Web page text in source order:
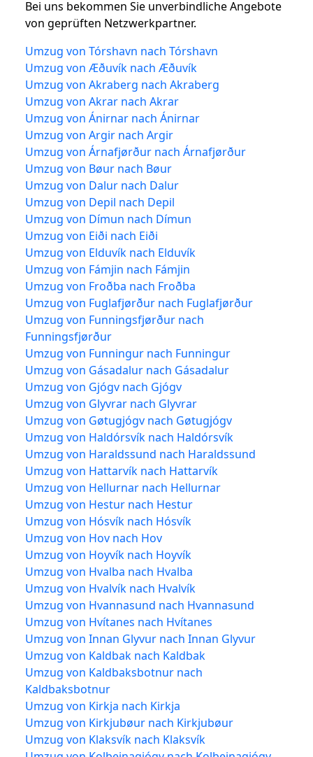
Bei uns bekommen Sie unverbindliche Angebote
von geprüften Netzwerkpartner.
Umzug von Tórshavn nach Tórshavn
Umzug von Æðuvík nach Æðuvík
Umzug von Akraberg nach Akraberg
Umzug von Akrar nach Akrar
Umzug von Ánirnar nach Ánirnar
Umzug von Argir nach Argir
Umzug von Árnafjørður nach Árnafjørður
Umzug von Bøur nach Bøur
Umzug von Dalur nach Dalur
Umzug von Depil nach Depil
Umzug von Dímun nach Dímun
Umzug von Eiði nach Eiði
Umzug von Elduvík nach Elduvík
Umzug von Fámjin nach Fámjin
Umzug von Froðba nach Froðba
Umzug von Fuglafjørður nach Fuglafjørður
Umzug von Funningsfjørður nach
Funningsfjørður
Umzug von Funningur nach Funningur
Umzug von Gásadalur nach Gásadalur
Umzug von Gjógv nach Gjógv
Umzug von Glyvrar nach Glyvrar
Umzug von Gøtugjógv nach Gøtugjógv
Umzug von Haldórsvík nach Haldórsvík
Umzug von Haraldssund nach Haraldssund
Umzug von Hattarvík nach Hattarvík
Umzug von Hellurnar nach Hellurnar
Umzug von Hestur nach Hestur
Umzug von Hósvík nach Hósvík
Umzug von Hov nach Hov
Umzug von Hoyvík nach Hoyvík
Umzug von Hvalba nach Hvalba
Umzug von Hvalvík nach Hvalvík
Umzug von Hvannasund nach Hvannasund
Umzug von Hvítanes nach Hvítanes
Umzug von Innan Glyvur nach Innan Glyvur
Umzug von Kaldbak nach Kaldbak
Umzug von Kaldbaksbotnur nach
Kaldbaksbotnur
Umzug von Kirkja nach Kirkja
Umzug von Kirkjubøur nach Kirkjubøur
Umzug von Klaksvík nach Klaksvík